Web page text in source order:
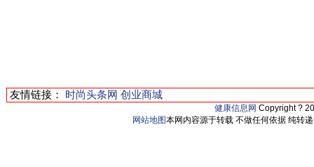
友情链接： 时尚头条网 创业商城
健康信息网 Copyright ?
网站地图本网内容源于转载 不做任何依据 纯转